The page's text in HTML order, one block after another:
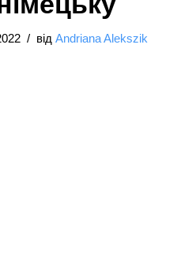
від Andriana Alekszik